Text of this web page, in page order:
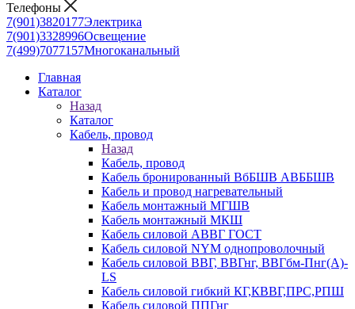
Телефоны
7(901)3820177Электрика
7(901)3328996Освещение
7(499)7077157Многоканальный
Главная
Каталог
Назад
Каталог
Кабель, провод
Назад
Кабель, провод
Кабель бронированный ВбБШВ АВББШВ
Кабель и провод нагревательный
Кабель монтажный МГШВ
Кабель монтажный МКШ
Кабель силовой АВВГ ГОСТ
Кабель силовой NYM однопроволочный
Кабель силовой ВВГ, ВВГнг, ВВГбм-Пнг(А)-
LS
Кабель силовой гибкий КГ,КВВГ,ПРС,РПШ
Кабель силовой ППГнг